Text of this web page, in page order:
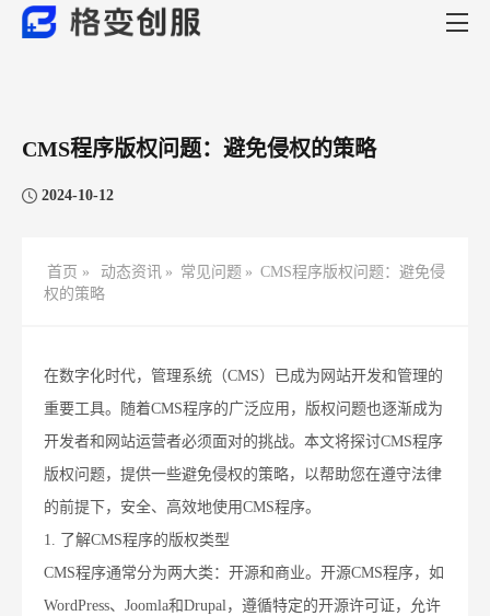
CMS程序版权问题：避免侵权的策略
2024-10-12
首页 » 动态资讯 » 常见问题 » CMS程序版权问题：避免侵
权的策略
在数字化时代，管理系统（CMS）已成为网站开发和管理的
重要工具。随着CMS程序的广泛应用，版权问题也逐渐成为
开发者和网站运营者必须面对的挑战。本文将探讨CMS程序
版权问题，提供一些避免侵权的策略，以帮助您在遵守法律
的前提下，安全、高效地使用CMS程序。
1. 了解CMS程序的版权类型
CMS程序通常分为两大类：开源和商业。开源CMS程序，如
WordPress、Joomla和Drupal，遵循特定的开源许可证，允许